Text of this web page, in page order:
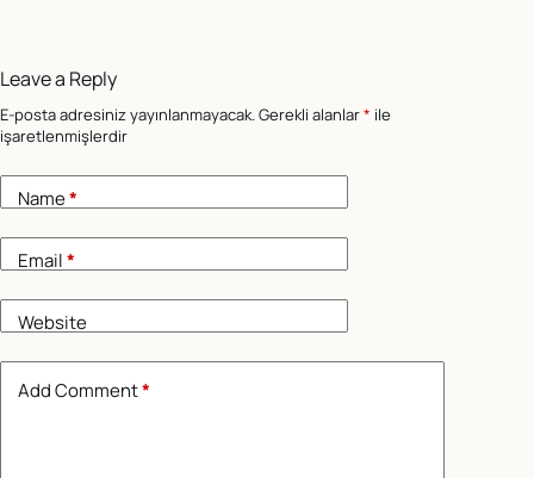
Leave a Reply
E-posta adresiniz yayınlanmayacak.Gerekli alanlar* ile
işaretlenmişlerdir
Name*
Email*
Website
Add Comment*